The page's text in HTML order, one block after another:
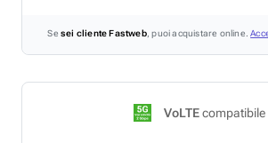
Sesei cliente Fastweb, puoi acquistare online.
VoLTEcompatibile